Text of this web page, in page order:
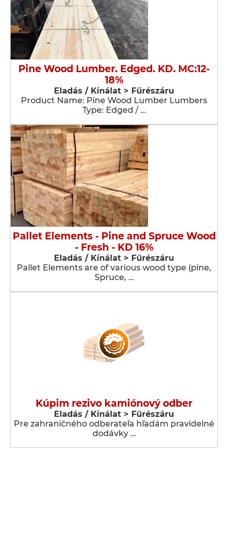
Pine Wood Lumber. Edged. KD. MC:12-
18%
Eladás / Kínálat > Fűrészáru
Product Name: Pine Wood Lumber Lumbers
Type: Edged / …
Pallet Elements - Pine and Spruce Wood
- Fresh - KD 16%
Eladás / Kínálat > Fűrészáru
Pallet Elements are of various wood type (pine,
Spruce, …
Kúpim rezivo kamiónový odber
Eladás / Kínálat > Fűrészáru
Pre zahraničného odberateľa hľadám pravidelné
dodávky …